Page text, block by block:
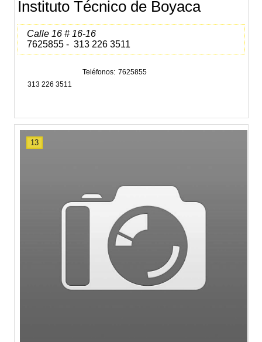
Instituto Técnico de Boyaca
Calle 16 # 16-16
7625855 - 313 226 3511
Teléfonos
7625855
313 226 3511
13